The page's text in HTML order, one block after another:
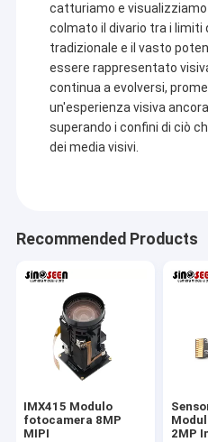
Moduli della macchina
Modulo della macchina
Modulo della macchina
Modulo della macchina
Modulo della macchina
Modulo della macchina
modulo del webcam del
1MP Camera Module
catturiamo e visualizziamo
colmato il divario tra i limiti
tradizionale e il vasto
essere rappresentato
continua a evolversi,
un'esperienza visiva
superando i confini di ciò
dei media visivi.
Recommended Products
IMX415 Modulo
fotocamera 8MP
MIPI
2MP